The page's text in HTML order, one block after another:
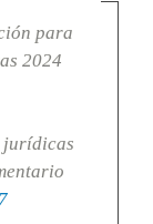
para
2024
jurídicas